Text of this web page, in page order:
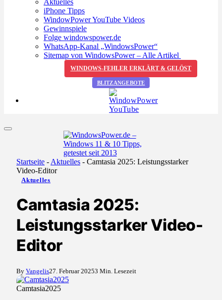
Aktuelles
iPhone Tipps
WindowPower YouTube Videos
Gewinnspiele
Folge windowspower.de
WhatsApp-Kanal „WindowsPower“
Sitemap von WindowsPower – Alle Artikel
WINDOWS-FEHLER ERKLÄRT & GELÖST
BLITZANGEBOTE
Startseite - Aktuelles - Camtasia 2025: Leistungsstarker
Video-Editor
Aktuelles
Camtasia 2025:
Leistungsstarker Video-
Editor
By Vangelis27. Februar 20253 Min. Lesezeit
Camtasia2025